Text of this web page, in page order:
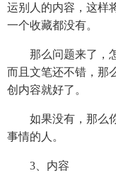
运别人的内容，这样
一个收藏都没有。
那么问题来了，怎
而且文笔还不错，那
创内容就好了。
如果没有，那么你
事情的人。
3、内容